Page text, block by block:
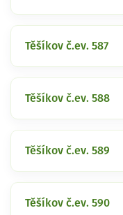
Těšíkov č.ev. 587
Těšíkov č.ev. 588
Těšíkov č.ev. 589
Těšíkov č.ev. 590